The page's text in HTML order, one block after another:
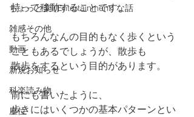
ちょっと楽 (Entertainment) な話
雑感その他
動画
新規お知らせ
科楽読み物
座位
持って移動することです。
もちろんなんの目的もなく歩くという
こともあるでしょうが、散歩も
散歩をするという目的があります。
前にも書いたように、
歩きにはいくつかの基本パターンとい